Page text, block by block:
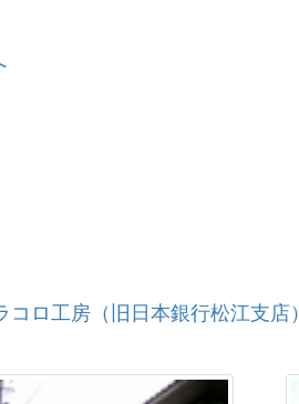
コロ工房（旧日本銀行松江支店